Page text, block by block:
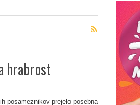
hrabrost
posameznikov prejelo posebna